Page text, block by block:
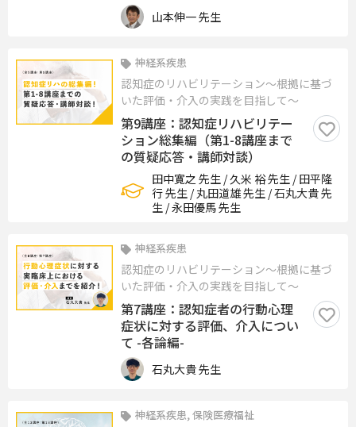
山本伸一 先生
神経系疾患
認知症のリハビリテーション〜根拠に基づ
いた評価・介入の実践を目指して〜
第9講座：認知症リハビリテー
ション総集編（第1-8講座まで
の質疑応答・講師対談）
田中寛之 先生 / 久米 裕 先生 / 田平隆
行 先生 / 丸田道雄 先生 / 石丸大貴 先
生 / 永田優馬 先生
神経系疾患
認知症のリハビリテーション〜根拠に基づ
いた評価・介入の実践を目指して〜
第7講座：認知症者の行動心理
症状に対する評価、介入につい
て -各論編-
石丸大貴 先生
神経系疾患, 保険医療福祉